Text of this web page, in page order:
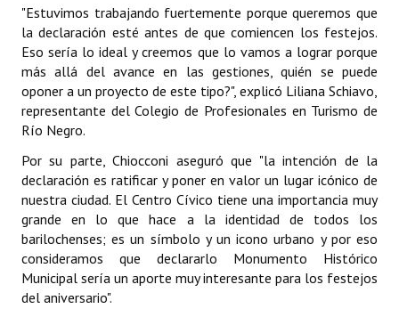
Ejecución Presupuestaria
Actas de Audiencias Públicas
NORMATIVA
Declaraciones
Resoluciones
Resoluciones de Presidencia
INSTITUCIONAL
"Estuvimos trabajando fuertemente porque queremos que
la declaración esté antes de que comiencen los festejos.
Eso sería lo ideal y creemos que lo vamos a lograr porque
más allá del avance en las gestiones, quién se puede
oponer a un proyecto de este tipo?", explicó Liliana Schiavo,
representante del Colegio de Profesionales en Turismo de
Río Negro.
Por su parte, Chiocconi aseguró que "la intención de la
declaración es ratificar y poner en valor un lugar icónico de
nuestra ciudad. El Centro Cívico tiene una importancia muy
grande en lo que hace a la identidad de todos los
barilochenses; es un símbolo y un icono urbano y por eso
consideramos que declararlo Monumento Histórico
Municipal sería un aporte muy interesante para los festejos
del aniversario".